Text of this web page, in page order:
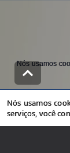
Nós usamos
Nós usamos
serviços, você